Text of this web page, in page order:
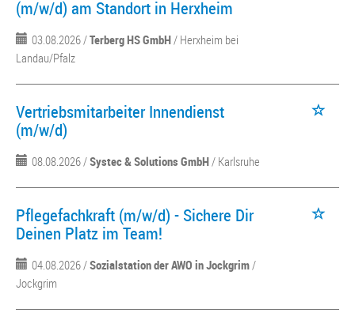
(m/w/d) am Standort in Herxheim
03.08.2026 /Terberg HS GmbH/ Herxheim bei
Landau/Pfalz
Vertriebsmitarbeiter Innendienst
(m/w/d)
08.08.2026 /Systec & Solutions GmbH/ Karlsruhe
Pflegefachkraft (m/w/d) - Sichere Dir
Deinen Platz im Team!
04.08.2026 /Sozialstation der AWO in Jockgrim/
Jockgrim